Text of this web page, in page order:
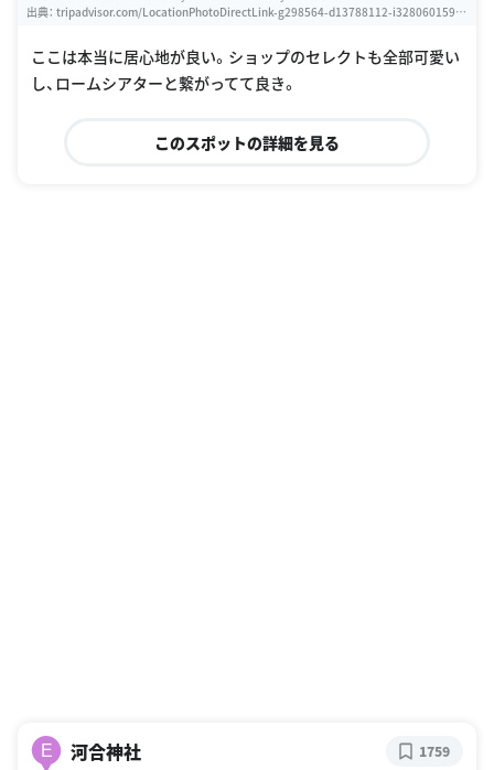
出典： tripadvisor.com/LocationPhotoDirectLink-g298564-d13788112-i328060159-K
ここは本当に居心地が良い。ショップのセレクトも全部可愛い
し、ロームシアターと繋がってて良き。
このスポットの詳細を見る
E 河合神社 1759